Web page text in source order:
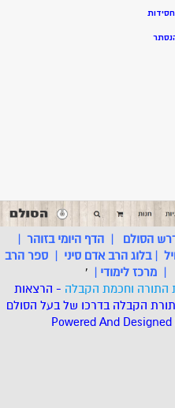
הסולם |הדף היומי בזוהר |
|בלוג הרב אדם סיני |ספר הרב
| מרכז לימודי |
'
התורה וחכמת הקבלה - הרצאות
הקבלה בדרכו של בעל הסולם
Powered And